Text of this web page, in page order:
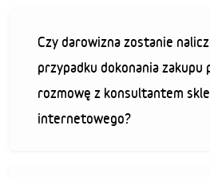
Czy darowizna zostanie
przypadku dokonania zakupu
rozmowę z konsultantem
internetowego?